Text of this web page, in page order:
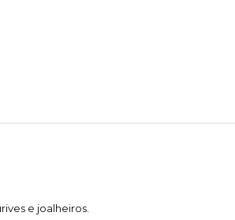
e joalheiros.